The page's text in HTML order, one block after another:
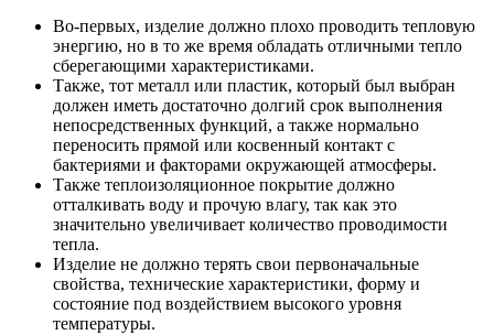
Во-первых, изделие должно плохо проводить тепловую
энергию, но в то же время обладать отличными тепло
сберегающими характеристиками.
Также, тот металл или пластик, который был выбран
должен иметь достаточно долгий срок выполнения
непосредственных функций, а также нормально
переносить прямой или косвенный контакт с
бактериями и факторами окружающей атмосферы.
Также теплоизоляционное покрытие должно
отталкивать воду и прочую влагу, так как это
значительно увеличивает количество проводимости
тепла.
Изделие не должно терять свои первоначальные
свойства, технические характеристики, форму и
состояние под воздействием высокого уровня
температуры.